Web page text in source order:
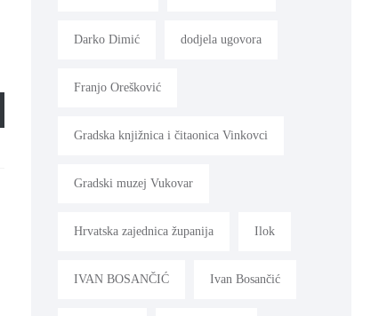
Darko Dimić dodjela ugovora
Franjo Orešković
Gradska knjižnica i čitaonica Vinkovci
Gradski muzej Vukovar
Hrvatska zajednica županija Ilok
IVAN BOSANČIĆ Ivan Bosančić